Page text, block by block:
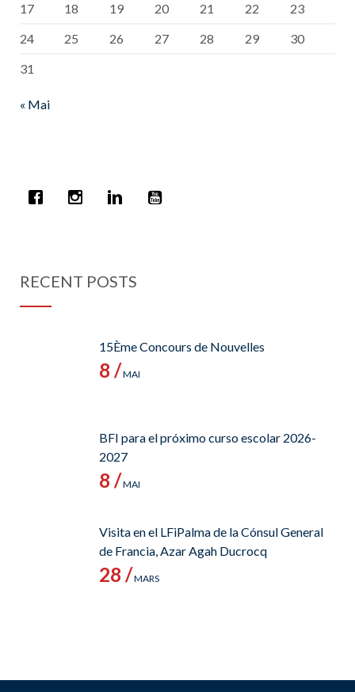
17
18 19 20 21 22
23
24
25 26 27 28 29
30
31
« Mai
RECENT POSTS
15Ème Concours de Nouvelles
8 /MAI
BFI para el próximo curso escolar 2026-
2027
8 /MAI
Visita en el LFiPalma de la Cónsul General
de Francia, Azar Agah Ducrocq
28 /MARS